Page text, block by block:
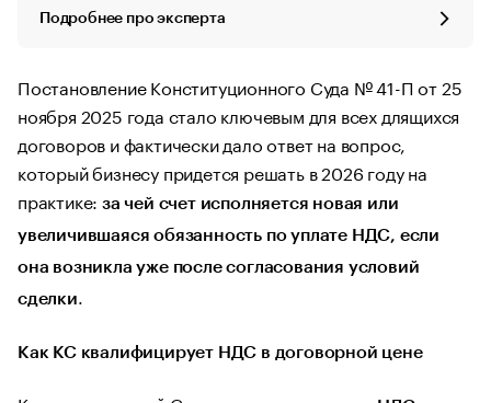
Подробнее про эксперта
Постановление Конституционного Суда № 41-П от 25
ноября 2025 года стало ключевым для всех длящихся
договоров и фактически дало ответ на вопрос,
который бизнесу придется решать в 2026 году на
практике:за чей счет исполняется новая или
увеличившаяся обязанность по уплате НДС, если
она возникла уже после согласования условий
сделки.
Как КС квалифицирует НДС в договорной цене